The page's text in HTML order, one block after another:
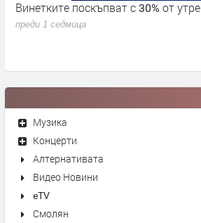
Винетките поскъпват с 30% от утре
преди 1 седмица
Музика
Концерти
Алтернативата
Видео Новини
eTV
Смолян